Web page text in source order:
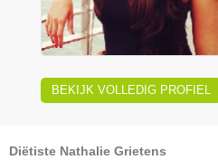
BEKIJK VOLLEDIG PROFIEL
Diëtiste Nathalie Grietens